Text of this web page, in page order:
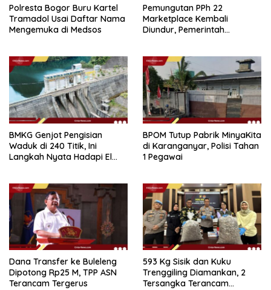
Polresta Bogor Buru Kartel
Tramadol Usai Daftar Nama
Mengemuka di Medsos
Pemungutan PPh 22
Marketplace Kembali
Diundur, Pemerintah
BMKG Genjot Pengisian
Waduk di 240 Titik, Ini
Langkah Nyata Hadapi El
BPOM Tutup Pabrik MinyaKita
di Karanganyar, Polisi Tahan
1 Pegawai
Dana Transfer ke Buleleng
Dipotong Rp25 M, TPP ASN
Terancam Tergerus
593 Kg Sisik dan Kuku
Trenggiling Diamankan, 2
Tersangka Terancam